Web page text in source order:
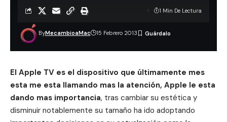
ByMecambioaMac 15 Febrero 2013
1 Min De Lectura
El Apple TV es el dispositivo que últimamente mes
esta me esta llamando mas la atención, Apple le esta
dando mas importancia, tras cambiar su estética y
disminuir notablemente su tamaño ha ido adoptando